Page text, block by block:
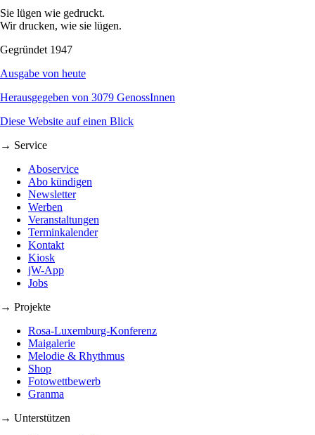
Sie lügen wie gedruckt.
Wir drucken, wie sie lügen.
Gegründet 1947
Ausgabe von heute
Herausgegeben von 3079 GenossInnen
Diese Website auf einen Blick
→ Service
Aboservice
Abo kündigen
Newsletter
Werben
Veranstaltungen
Terminkalender
Kontakt
Kiosk
jW-App
Jobs
→ Projekte
Rosa-Luxemburg-Konferenz
Maigalerie
Melodie & Rhythmus
Shop
Fotowettbewerb
Granma
→ Unterstützen